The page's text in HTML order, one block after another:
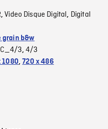
,Video Disque Digital, Digital
grain b&w
3, 4/3
1080,720 x 486